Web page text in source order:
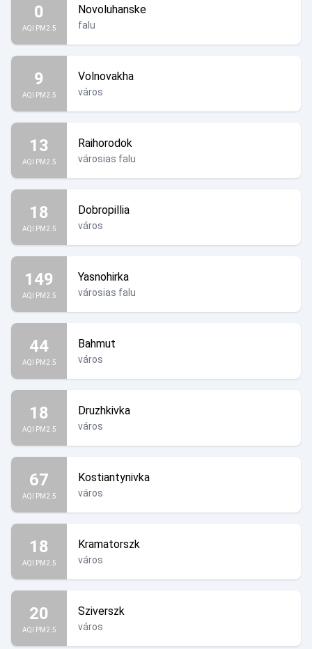
0
AQI PM2.5
Novoluhanske
falu
9
AQI PM2.5
Volnovakha
város
13
AQI PM2.5
Raihorodok
városias falu
18
AQI PM2.5
Dobropillia
város
149
AQI PM2.5
Yasnohirka
városias falu
44
AQI PM2.5
Bahmut
város
18
AQI PM2.5
Druzhkivka
város
67
AQI PM2.5
Kostiantynivka
város
18
AQI PM2.5
Kramatorszk
város
20
AQI PM2.5
Sziverszk
város